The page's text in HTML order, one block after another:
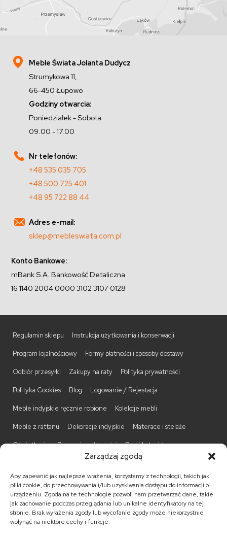
Zarządzaj zgodą
Aby zapewnić jak najlepsze wrażenia, korzystamy z technologii, takich jak
pliki cookie, do przechowywania i/lub uzyskiwania dostępu do informacji o
urządzeniu. Zgoda na te technologie pozwoli nam przetwarzać dane, takie
jak zachowanie podczas przeglądania lub unikalne identyfikatory na tej
stronie. Brak wyrażenia zgody lub wycofanie zgody może niekorzystnie
wpłynąć na niektóre cechy i funkcje.
Meble Świata Jolanta Dudycz
Strumykowa 11,
66-450 Łupowo
Godziny otwarcia:
Poniedziałek - Sobota
09.00 - 17.00
Nr telefonów:
+48 535 035 705
+48 500 725 401
+48 95 722 88 44
Adres e-mail:
sklep@mebleswiata.com.pl
Konto Bankowe:
mBank S.A. Bankowość Detaliczna
16 1140 2004 0000 3102 3107 0128
Regulamin sklepu Instrukcja użytkowania i konserwacji
Program lojalnościowy Formy płatności i sposoby dostawy
Odbiór przesyłki Zakupy na raty Polityka prywatności
Polityka Cookies Blog Logowanie / Rejestacja
Meble indyjskie ręcznie robione Kolekcje mebli
Meble z rattanu Dekoracje indyjskie Materace i stelaże
Oświetlenie Promocje Nowości Barki kolonialne
Komody kolonialne Krzesła kolonialne
Kufry indyjskie Ławki kolonialne Łóżka kolonialne
Parawany kolonialne Półki kolonialne Regały kolonialne
Stojaki na CD Stoliki kawowe Stoliki nocne